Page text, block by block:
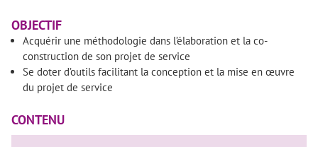
OBJECTIF
Acquérir une méthodologie dans l’élaboration et la co-
construction de son projet de service
Se doter d’outils facilitant la conception et la mise en œuvre
du projet de service
CONTENU